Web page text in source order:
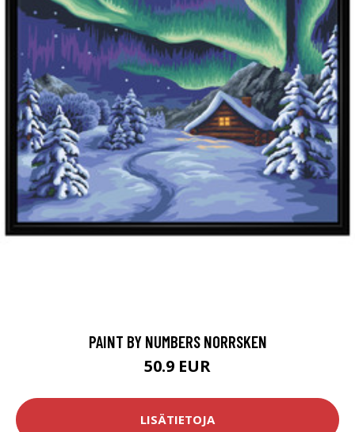
PAINT BY NUMBERS NORRSKEN
50.9 EUR
LISÄTIETOJA